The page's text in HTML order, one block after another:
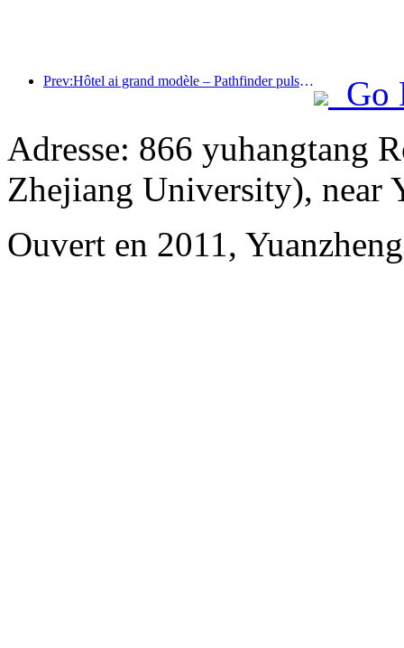
Prev:Hôtel ai grand modèle – Pathfinder pulsant avec la numérisation
Go
Adresse: 866 yuhangtang
Zhejiang University), near
Ouvert en 2011,